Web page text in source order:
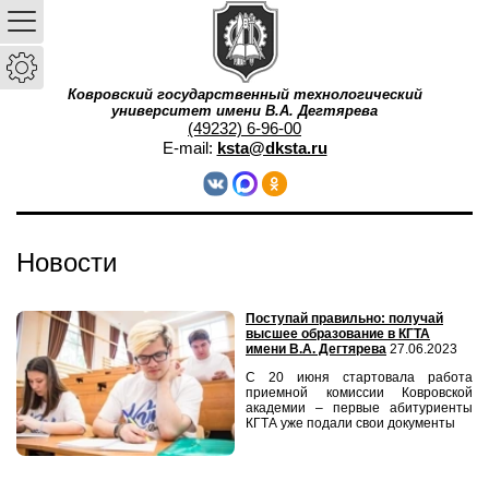
Ковровский государственный технологический
университет имени В.А. Дегтярева
(49232) 6-96-00
E-mail: ksta@dksta.ru
Новости
Поступай правильно: получай
высшее образование в КГТА
имени В.А. Дегтярева 27.06.2023
С 20 июня стартовала работа
приемной комиссии Ковровской
академии – первые абитуриенты
КГТА уже подали свои документы